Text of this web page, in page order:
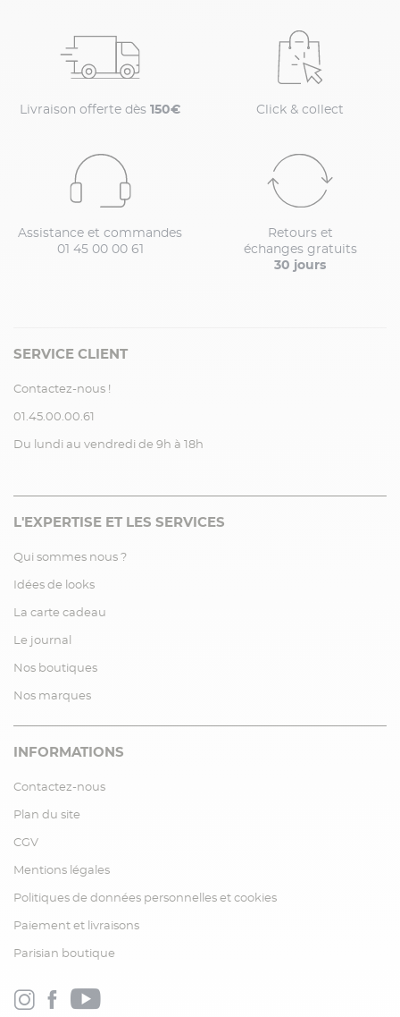
Livraison offerte dès 150€ Click & collect
Assistance et commandes
01 45 00 00 61
Retours et
échanges gratuits
30 jours
SERVICE CLIENT
Contactez-nous !
01.45.00.00.61
Du lundi au vendredi de 9h à 18h
L'EXPERTISE ET LES SERVICES
Qui sommes nous ?
Idées de looks
La carte cadeau
Le journal
Nos boutiques
Nos marques
INFORMATIONS
Contactez-nous
Plan du site
CGV
Mentions légales
Politiques de données personnelles et cookies
Paiement et livraisons
Parisian boutique